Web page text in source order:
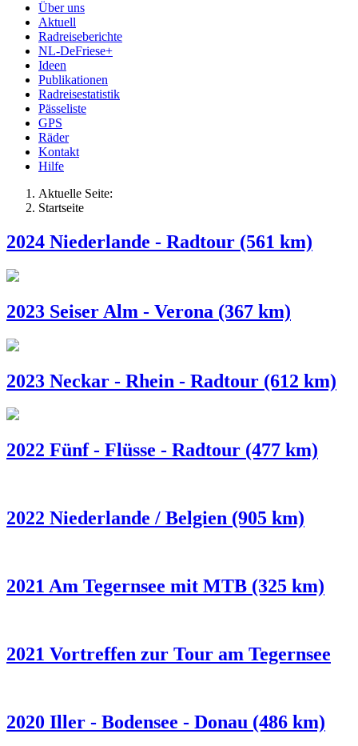
Über uns
Aktuell
Radreiseberichte
NL-DeFriese+
Ideen
Publikationen
Radreisestatistik
Pässeliste
GPS
Räder
Kontakt
Hilfe
Aktuelle Seite:
Startseite
2024 Niederlande - Radtour (561 km)
2023 Seiser Alm - Verona (367 km)
2023 Neckar - Rhein - Radtour (612 km)
2022 Fünf - Flüsse - Radtour (477 km)
2022 Niederlande / Belgien (905 km)
2021 Am Tegernsee mit MTB (325 km)
2021 Vortreffen zur Tour am Tegernsee
2020 Iller - Bodensee - Donau (486 km)